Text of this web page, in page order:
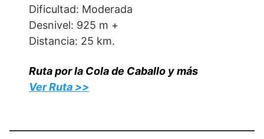
Dificultad: Moderada
Desnivel: 925 m +
Distancia: 25 km.
Ruta por la Cola de Caballo y más
Ver Ruta >>